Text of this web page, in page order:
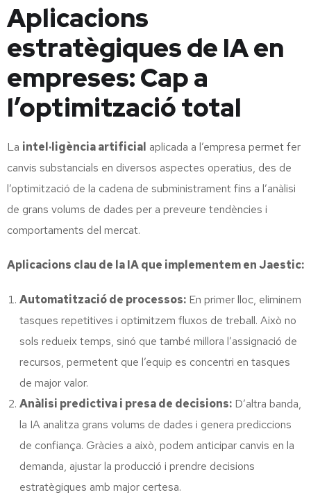
Aplicacions
estratègiques de IA en
empreses: Cap a
l’optimització total
La intel·ligència artificial aplicada a l’empresa permet fer
canvis substancials en diversos aspectes operatius, des de
l’optimització de la cadena de subministrament fins a l’anàlisi
de grans volums de dades per a preveure tendències i
comportaments del mercat.
Aplicacions clau de la IA que implementem en Jaestic:
Automatització de processos: En primer lloc, eliminem
tasques repetitives i optimitzem fluxos de treball. Això no
sols redueix temps, sinó que també millora l’assignació de
recursos, permetent que l’equip es concentri en tasques
de major valor.
Anàlisi predictiva i presa de decisions: D’altra banda,
la IA analitza grans volums de dades i genera prediccions
de confiança. Gràcies a això, podem anticipar canvis en la
demanda, ajustar la producció i prendre decisions
estratègiques amb major certesa.